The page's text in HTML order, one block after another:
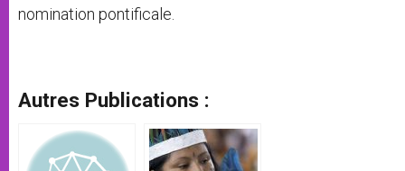
nomination pontificale.
Autres Publications :